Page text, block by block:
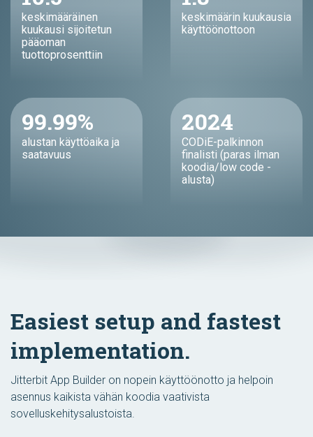
keskimääräinen
kuukausi sijoitetun
pääoman
tuottoprosenttiin
keskimäärin kuukausia
käyttöönottoon
99.99%
alustan käyttöaika ja
saatavuus
2024
CODiE-palkinnon
finalisti (paras ilman
koodia/low code -
alusta)
Easiest setup and fastest
implementation.
Jitterbit App Builder on nopein käyttöönotto ja helpoin
asennus kaikista vähän koodia vaativista
sovelluskehitysalustoista.